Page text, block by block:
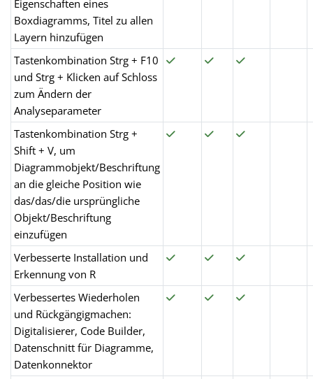
Eigenschaften eines
Boxdiagramms, Titel zu allen
Layern hinzufügen
Tastenkombination Strg + F10
und Strg + Klicken auf Schloss
zum Ändern der
Analyseparameter
Tastenkombination Strg +
Shift + V, um
Diagrammobjekt/Beschriftung
an die gleiche Position wie
das/das/die ursprüngliche
Objekt/Beschriftung
einzufügen
Verbesserte Installation und
Erkennung von R
Verbessertes Wiederholen
und Rückgängigmachen:
Digitalisierer, Code Builder,
Datenschnitt für Diagramme,
Datenkonnektor